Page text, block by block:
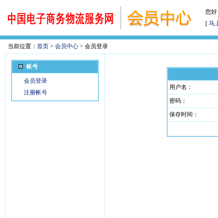
您
[ 马
当前位置： 首页 > 会员中心 > 会员登录
帐号
会员登录
注册帐号
用户名：
密码：
保存时间：